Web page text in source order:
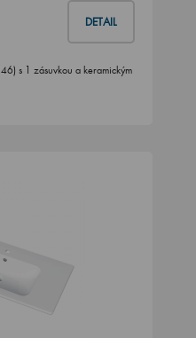
DETAIL
s 1 zásuvkou a keramickým